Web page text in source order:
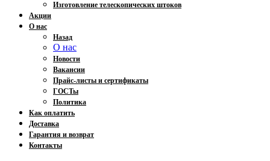
Изготовление телескопических штоков
Акции
О нас
Назад
О нас
Новости
Вакансии
Прайс-листы и сертификаты
ГОСТы
Политика
Как оплатить
Доставка
Гарантия и возврат
Контакты